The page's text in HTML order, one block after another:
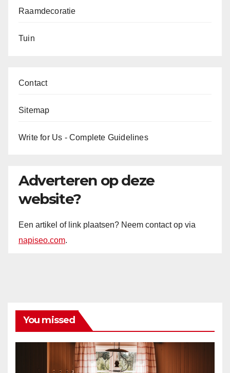
Raamdecoratie
Tuin
Contact
Sitemap
Write for Us - Complete Guidelines
Adverteren op deze
website?
Een artikel of link plaatsen? Neem contact op via
napiseo.com.
You missed